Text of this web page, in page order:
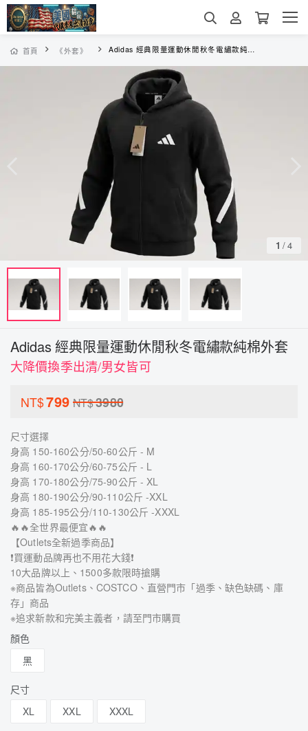
首頁 《外套》 Adidas 經典限量運動休閒秋冬電繡款純棉外套
1 /4
Adidas 經典限量運動休閒秋冬電繡款純棉外套
大降價換季出清/男女皆可
NT$799 NT$3980
尺寸選擇
身高 150-160公分/50-60公斤 - M
身高 160-170公分/60-75公斤 - L
身高 170-180公分/75-90公斤 - XL
身高 180-190公分/90-110公斤 -XXL
身高 185-195公分/110-130公斤 -XXXL
🔥🔥全世界最便宜🔥🔥
【Outlets全新過季商品】
❗買運動品牌再也不用花大錢❗
10大品牌以上、1500多款限時搶購
※商品皆為Outlets、COSTCO、直營門市「過季、缺色缺碼、庫
存」商品
※追求新款和完美主義者，請至門市購買
顏色
黑
尺寸
XL
XXL XXXL